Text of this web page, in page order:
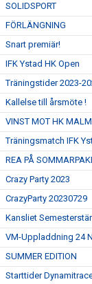
SOLIDSPORT
FÖRLÄNGNING
Snart premiär!
IFK Ystad HK Open
Träningstider 2023-
Kallelse till årsmöte !
VINST MOT HK
Träningsmatch IFK
REA PÅ
Crazy Party 2023
CrazyParty 20230729
Kansliet
VM-Uppladdning 24
SUMMER EDITION
Starttider